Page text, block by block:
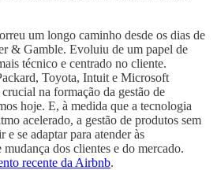
um longo caminho desde os dias de
& Gamble. Evoluiu de um papel de
técnico e centrado no cliente.
Toyota, Intuit e Microsoft
na formação da gestão de
hoje. E, à medida que a tecnologia
acelerado, a gestão de produtos sem
se adaptar para atender às
mudança dos clientes e do mercado.
recente da Airbnb.